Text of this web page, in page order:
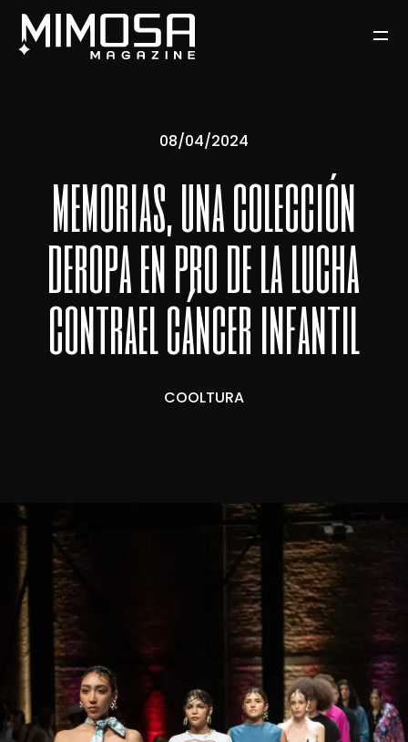
08/04/2024
memorias, una colección
deropa en pro de la lucha
contrael cáncer infantil
COOLTURA